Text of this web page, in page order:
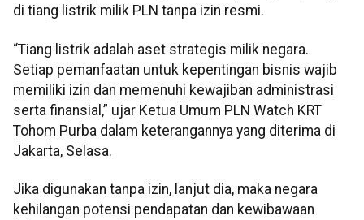
di tiang listrik milik PLN tanpa izin resmi.
“Tiang listrik adalah aset strategis milik negara.
Setiap pemanfaatan untuk kepentingan bisnis wajib
memiliki izin dan memenuhi kewajiban administrasi
serta finansial,” ujar Ketua Umum PLN Watch KRT
Tohom Purba dalam keterangannya yang diterima di
Jakarta, Selasa.
Jika digunakan tanpa izin, lanjut dia, maka negara
kehilangan potensi pendapatan dan kewibawaan